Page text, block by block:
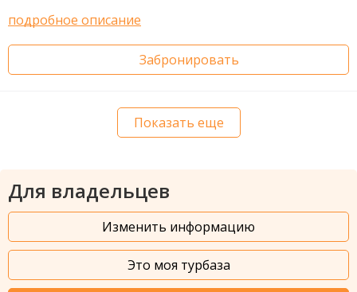
подробное описание
Забронировать
Показать еще
Для владельцев
Изменить информацию
Это моя турбаза